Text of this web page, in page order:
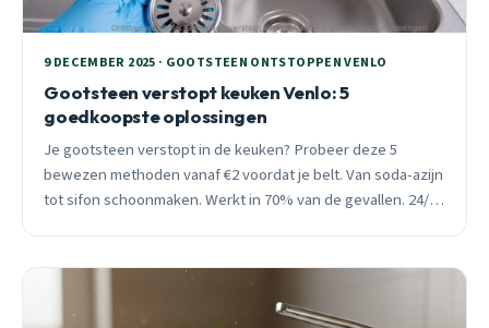
9 DECEMBER 2025 · GOOTSTEEN ONTSTOPPEN VENLO
Gootsteen verstopt keuken Venlo: 5
goedkoopste oplossingen
Je gootsteen verstopt in de keuken? Probeer deze 5
bewezen methoden vanaf €2 voordat je belt. Van soda-azijn
tot sifon schoonmaken. Werkt in 70% van de gevallen. 24/7